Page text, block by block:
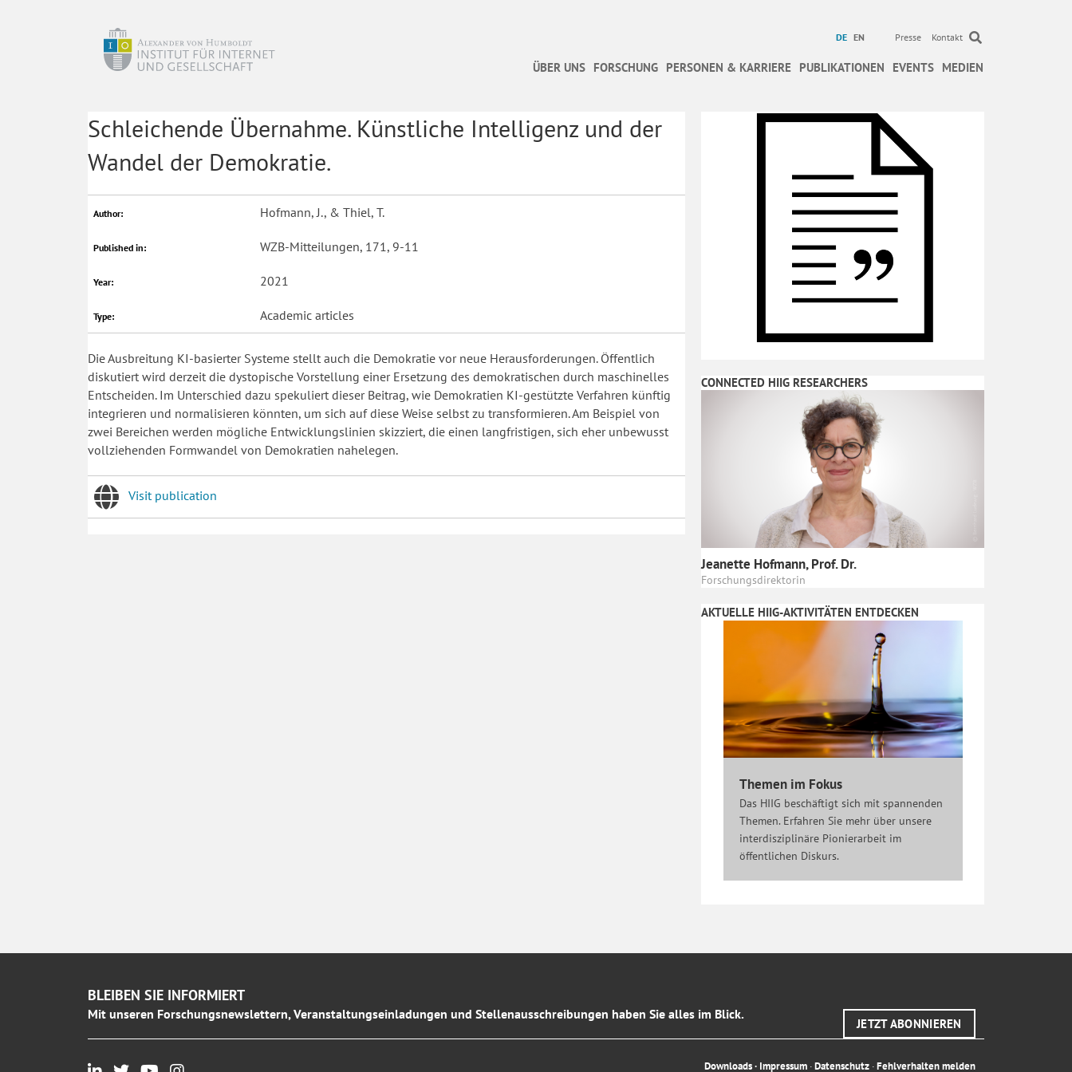
DE EN Presse Kontakt
ÜBER UNS FORSCHUNG PERSONEN & KARRIERE PUBLIKATIONEN EVENTS MEDIEN
Schleichende Übernahme. Künstliche Intelligenz und der
Wandel der Demokratie.
Author: Hofmann, J., & Thiel, T.
Published in: WZB-Mitteilungen, 171, 9-11
Year: 2021
Type: Academic articles
Die Ausbreitung KI-basierter Systeme stellt auch die Demokratie vor neue Herausforderungen. Öffentlich
diskutiert wird derzeit die dystopische Vorstellung einer Ersetzung des demokratischen durch maschinelles
Entscheiden. Im Unterschied dazu spekuliert dieser Beitrag, wie Demokratien KI-gestützte Verfahren künftig
integrieren und normalisieren könnten, um sich auf diese Weise selbst zu transformieren. Am Beispiel von
zwei Bereichen werden mögliche Entwicklungslinien skizziert, die einen langfristigen, sich eher unbewusst
vollziehenden Formwandel von Demokratien nahelegen.
Visit publication
CONNECTED HIIG RESEARCHERS
Jeanette Hofmann, Prof. Dr.
Forschungsdirektorin
AKTUELLE HIIG-AKTIVITÄTEN ENTDECKEN
Themen im Fokus
Das HIIG beschäftigt sich mit spannenden
Themen. Erfahren Sie mehr über unsere
interdisziplinäre Pionierarbeit im
öffentlichen Diskurs.
BLEIBEN SIE INFORMIERT
Mit unseren Forschungsnewslettern, Veranstaltungseinladungen und Stellenausschreibungen haben Sie alles im Blick.
JETZT ABONNIEREN
Downloads·Impressum·Datenschutz·Fehlverhalten melden